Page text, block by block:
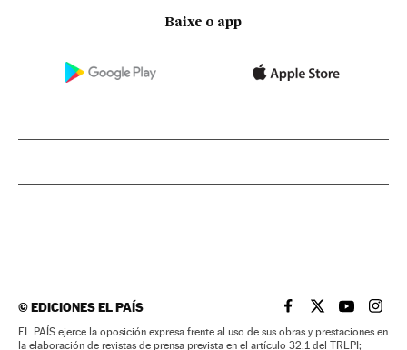
Baixe o app
©EDICIONES EL PAÍS EL PAÍS BRASIL EN
EL PAÍSEL PAÍS
EL
EL PAÍS ejerce la oposición expresa frente al uso de sus obras y prestaciones en
la elaboración de revistas de prensa prevista en el artículo 32.1 del TRLPI;